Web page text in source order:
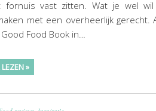
fornuis vast zitten. Wat je wel
met een overheerlijk gerecht.
Food Book in…
»